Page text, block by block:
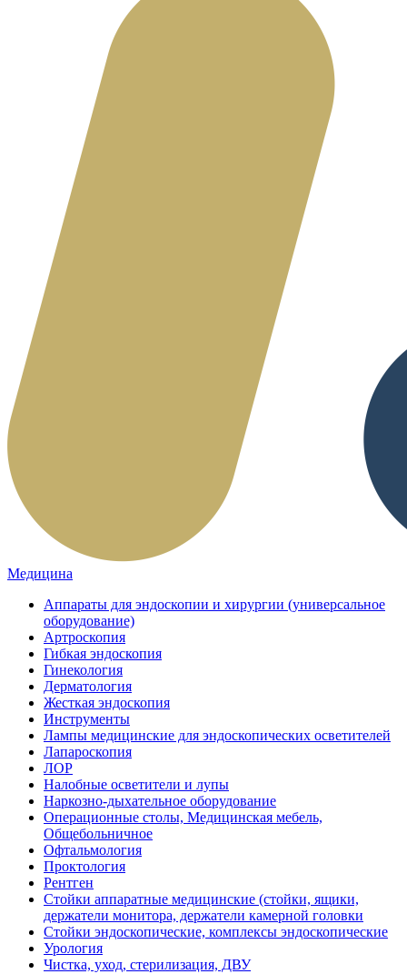
Медицина
Аппараты для эндоскопии и хирургии (универсальное
оборудование)
Артроскопия
Гибкая эндоскопия
Гинекология
Дерматология
Жесткая эндоскопия
Инструменты
Лампы медицинские для эндоскопических осветителей
Лапароскопия
ЛОР
Налобные осветители и лупы
Наркозно-дыхательное оборудование
Операционные столы, Медицинская мебель,
Общебольничное
Офтальмология
Проктология
Рентген
Стойки аппаратные медицинские (стойки, ящики,
держатели монитора, держатели камерной головки
Стойки эндоскопические, комплексы эндоскопические
Урология
Чистка, уход, стерилизация, ДВУ